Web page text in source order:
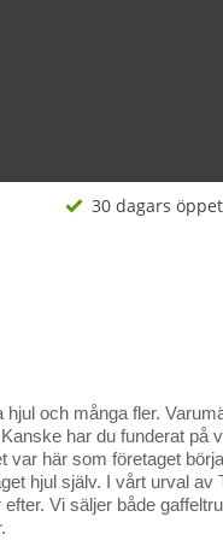
30 dagars
och många fler.
har du funderat
här som företaget
hjul själv. I vårt urval av
Vi säljer både